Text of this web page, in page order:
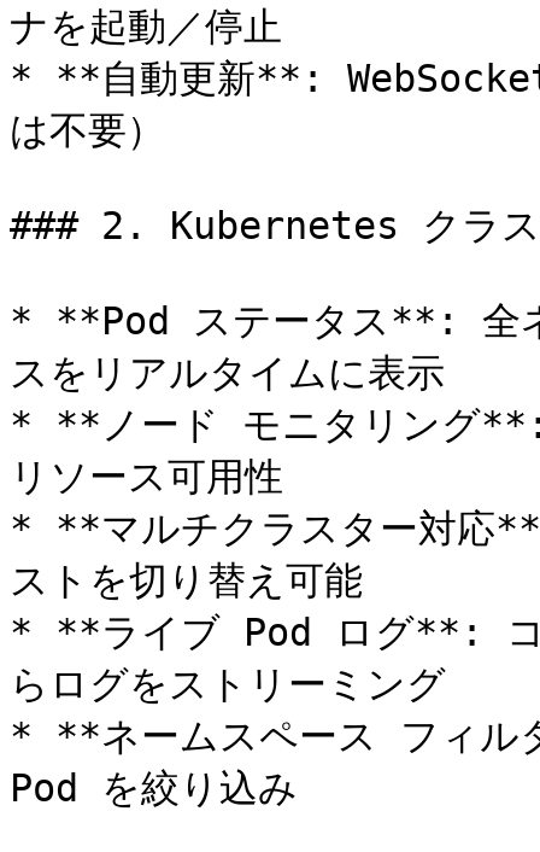
ナを起動／停止
* **自動更新**: WebSocket
は不要）
### 2. Kubernetes クラス
* **Pod ステータス**: 全
スをリアルタイムに表示
* **ノード モニタリング**:
リソース可用性
* **マルチクラスター対
ストを切り替え可能
* **ライブ Pod ログ**: コ
らログをストリーミング
* **ネームスペース フィル
Pod を絞り込み